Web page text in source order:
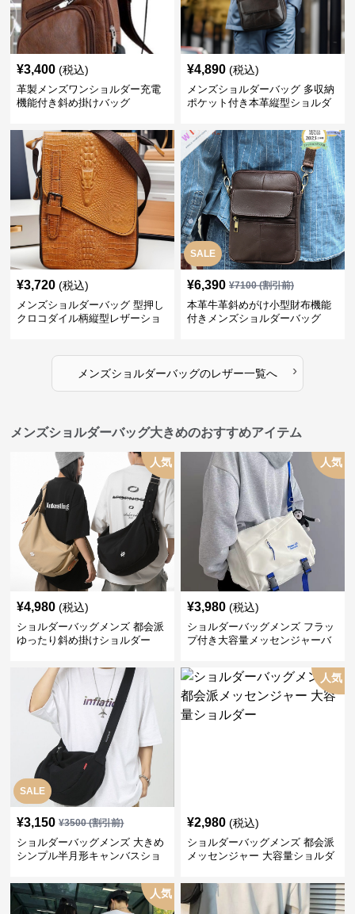
¥3,400 (税込)
革製メンズワンショルダー充電
機能付き斜め掛けバッグ
¥4,890 (税込)
メンズショルダーバッグ 多収納
ポケット付き本革縦型ショルダ
¥3,720 (税込)
メンズショルダーバッグ 型押し
クロコダイル柄縦型レザーショ
SALE
¥6,390 ¥7100(割引前)
本革牛革斜めがけ小型財布機能
付きメンズショルダーバッグ
メンズショルダーバッグのレザー一覧へ ›
メンズショルダーバッグ大きめのおすすめアイテム
人気
¥4,980 (税込)
ショルダーバッグメンズ 都会派
ゆったり斜め掛けショルダー
人気
¥3,980 (税込)
ショルダーバッグメンズ フラッ
プ付き大容量メッセンジャーバ
SALE
¥3,150 ¥3500(割引前)
ショルダーバッグメンズ 大きめ
シンプル半月形キャンバスショ
人気
¥2,980 (税込)
ショルダーバッグメンズ 都会派
メッセンジャー 大容量ショルダ
人気